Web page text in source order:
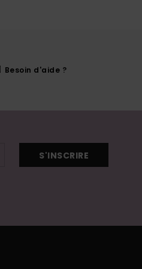
Besoin d'aide ?
S'INSCRIRE